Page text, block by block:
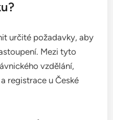
určité požadavky, aby
Mezi tyto
vzdělání,
registrace u České